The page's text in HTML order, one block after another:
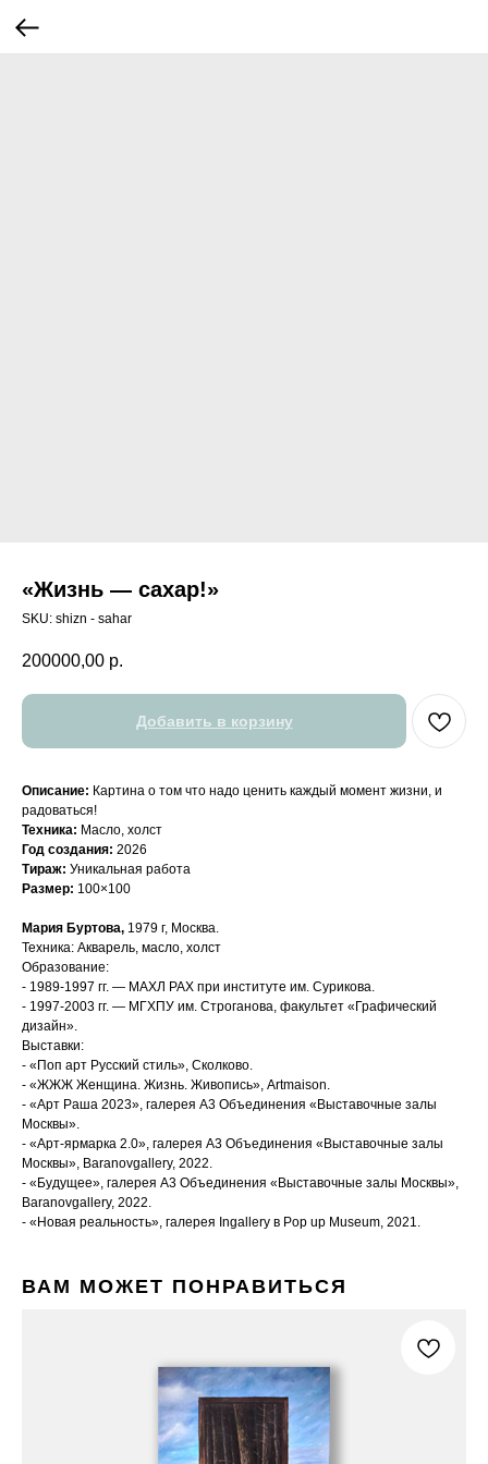
«Жизнь — сахар!»
SKU: shizn - sahar
200000,00 р.
Добавить в корзину
Описание: Картина о том что надо ценить каждый момент жизни, и
радоваться!
Техника: Масло, холст
Год создания: 2026
Тираж: Уникальная работа
Размер: 100×100
Мария Буртова, 1979 г, Москва.
Техника: Акварель, масло, холст
Образование:
- 1989-1997 гг. — МАХЛ РАХ при институте им. Сурикова.
- 1997-2003 гг. — МГХПУ им. Строганова, факультет «Графический
дизайн».
Выставки:
- «Поп арт Русский стиль», Сколково.
- «ЖЖЖ Женщина. Жизнь. Живопись», Artmaison.
- «Арт Раша 2023», галерея А3 Объединения «Выставочные залы
Москвы».
- «Арт-ярмарка 2.0», галерея А3 Объединения «Выставочные залы
Москвы», Baranovgallery, 2022.
- «Будущее», галерея А3 Объединения «Выставочные залы Москвы»,
Baranovgallery, 2022.
- «Новая реальность», галерея Ingallery в Pop up Museum, 2021.
ВАМ МОЖЕТ ПОНРАВИТЬСЯ